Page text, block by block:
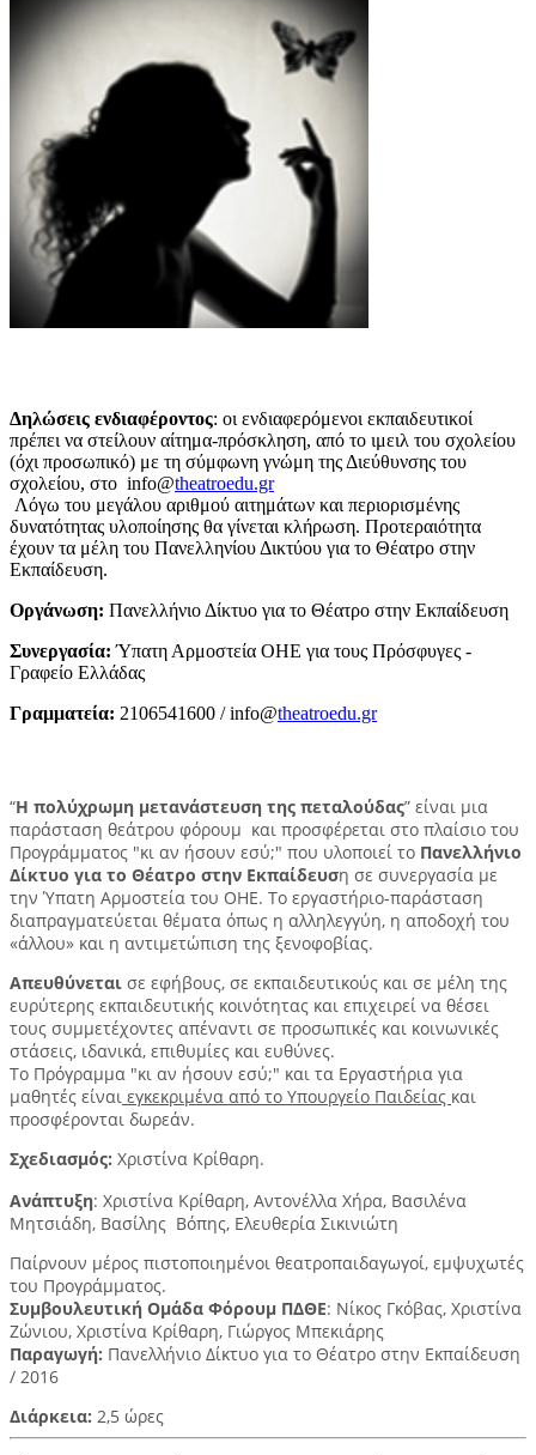
Δηλώσεις ενδιαφέροντος: οι ενδιαφερόμενοι εκπαιδευτικοί
πρέπει να στείλουν αίτημα-πρόσκληση, από το ιμειλ του σχολείου
(όχι προσωπικό) με τη σύμφωνη γνώμη της Διεύθυνσης του
σχολείου, στο info@theatroedu.gr
Λόγω του μεγάλου αριθμού αιτημάτων και περιορισμένης
δυνατότητας υλοποίησης θα γίνεται κλήρωση. Προτεραιότητα
έχουν τα μέλη του Πανελληνίου Δικτύου για το Θέατρο στην
Εκπαίδευση.
Οργάνωση: Πανελλήνιο Δίκτυο για το Θέατρο στην Εκπαίδευση
Συνεργασία:Ύπατη Αρμοστεία ΟΗΕ για τους Πρόσφυγες -
Γραφείο Ελλάδας
Γραμματεία: 2106541600 / info@theatroedu.gr
“Η πολύχρωμη μετανάστευση της πεταλούδας” είναι μια
παράσταση θεάτρου φόρουμ και προσφέρεται στο πλαίσιο του
Προγράμματος "κι αν ήσουν εσύ;" που υλοποιεί το Πανελλήνιο
Δίκτυο για το Θέατρο στην Εκπαίδευση σε συνεργασία με
την Ύπατη Αρμοστεία του ΟΗΕ. Το εργαστήριο-παράσταση
διαπραγματεύεται θέματα όπως η αλληλεγγύη, η αποδοχή του
«άλλου» και η αντιμετώπιση της ξενοφοβίας. ​
Απευθύνεται σε εφήβους, σε εκπαιδευτικούς και σε μέλη της
ευρύτερης εκπαιδευτικής κοινότητας και επιχειρεί να θέσει
τους συμμετέχοντες απέναντι σε προσωπικές και κοινωνικές
στάσεις, ιδανικά, επιθυμίες και ευθύνες.
Το Πρόγραμμα "κι αν ήσουν εσύ;" και τα Εργαστήρια για
μαθητές είναι εγκεκριμένα από το Υπουργείο Παιδείας και
προσφέρονται δωρεάν.
Σχεδιασμός: Χριστίνα Κρίθαρη.
Ανάπτυξη: Χριστίνα Κρίθαρη, Αντονέλλα Χήρα, Βασιλένα
Μητσιάδη, Βασίλης Βόπης, Ελευθερία Σικινιώτη
Παίρνουν μέρος πιστοποιημένοι θεατροπαιδαγωγοί, εμψυχωτές
του Προγράμματος.
Συμβουλευτική Ομάδα Φόρουμ ΠΔΘΕ: Νίκος Γκόβας, Χριστίνα
Ζώνιου, Χριστίνα Κρίθαρη, Γιώργος Μπεκιάρης
Παραγωγή: Πανελλήνιο Δίκτυο για το Θέατρο στην Εκπαίδευση
/ 2016
Διάρκεια: 2,5 ώρες